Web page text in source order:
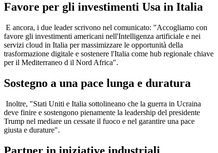
Favore per gli investimenti Usa in Italia
E ancora, i due leader scrivono nel comunicato: "Accogliamo con
favore gli investimenti americani nell'Intelligenza artificiale e nei
servizi cloud in Italia per massimizzare le opportunità della
trasformazione digitale e sostenere l'Italia come hub regionale chiave
per il Mediterraneo d il Nord Africa".
Sostegno a una pace lunga e duratura
Inoltre, "Stati Uniti e Italia sottolineano che la guerra in Ucraina
deve finire e sostengono pienamente la leadership del presidente
Trump nel mediare un cessate il fuoco e nel garantire una pace
giusta e durature".